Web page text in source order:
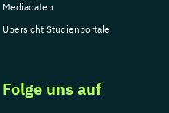
Mediadaten
Übersicht Studienportale
Folge uns auf